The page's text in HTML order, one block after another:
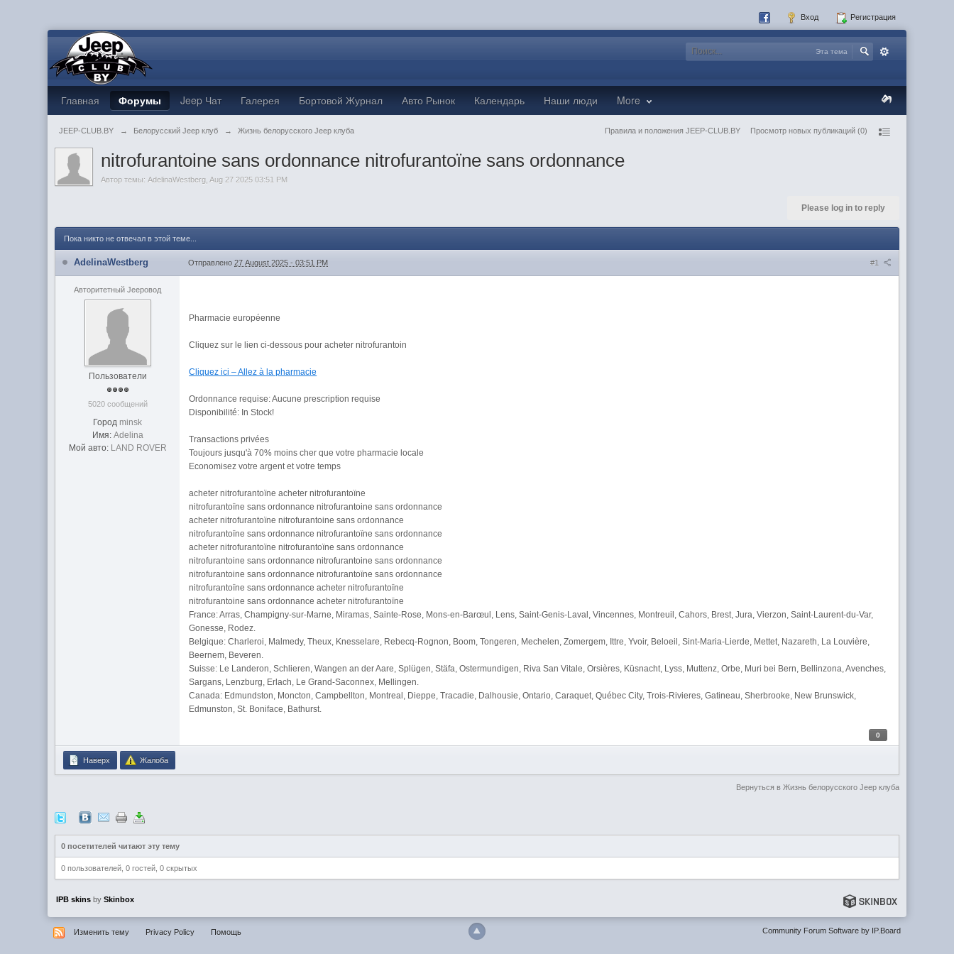
Вход Регистрация
Эта тема
Главная Форумы Jeep Чат Галерея Бортовой Журнал Авто Рынок Календарь Наши люди More
JEEP-CLUB.BY → Белорусский Jeep клуб → Жизнь белорусского Jeep клуба Правила и положения JEEP-CLUB.BY Просмотр новых публикаций (0)
nitrofurantoine sans ordonnance nitrofurantoïne sans ordonnance
Автор темы:AdelinaWestberg ,Aug 27 2025 03:51 PM
Please log in to reply
Пока никто не отвечал в этой теме...
#1
AdelinaWestberg Отправлено27 August 2025 - 03:51 PM
Авторитетный Jeepовод
Пользователи
5020 сообщений
Город minsk
Имя: Adelina
Мой авто: LAND ROVER
Pharmacie européenne
Cliquez sur le lien ci-dessous pour acheter nitrofurantoin
Cliquez ici – Allez à la pharmacie
Ordonnance requise: Aucune prescription requise
Disponibilité: In Stock!
Transactions privées
Toujours jusqu'à 70% moins cher que votre pharmacie locale
Economisez votre argent et votre temps
acheter nitrofurantoïne acheter nitrofurantoïne
nitrofurantoïne sans ordonnance nitrofurantoine sans ordonnance
acheter nitrofurantoïne nitrofurantoine sans ordonnance
nitrofurantoïne sans ordonnance nitrofurantoïne sans ordonnance
acheter nitrofurantoïne nitrofurantoïne sans ordonnance
nitrofurantoine sans ordonnance nitrofurantoine sans ordonnance
nitrofurantoine sans ordonnance nitrofurantoïne sans ordonnance
nitrofurantoïne sans ordonnance acheter nitrofurantoïne
nitrofurantoine sans ordonnance acheter nitrofurantoïne
France: Arras, Champigny-sur-Marne, Miramas, Sainte-Rose, Mons-en-Barœul, Lens, Saint-Genis-Laval, Vincennes, Montreuil, Cahors, Brest, Jura, Vierzon, Saint-Laurent-du-Var,
Gonesse, Rodez.
Belgique: Charleroi, Malmedy, Theux, Knesselare, Rebecq-Rognon, Boom, Tongeren, Mechelen, Zomergem, Ittre, Yvoir, Beloeil, Sint-Maria-Lierde, Mettet, Nazareth, La Louvière,
Beernem, Beveren.
Suisse: Le Landeron, Schlieren, Wangen an der Aare, Splügen, Stäfa, Ostermundigen, Riva San Vitale, Orsières, Küsnacht, Lyss, Muttenz, Orbe, Muri bei Bern, Bellinzona, Avenches,
Sargans, Lenzburg, Erlach, Le Grand-Saconnex, Mellingen.
Canada: Edmundston, Moncton, Campbellton, Montreal, Dieppe, Tracadie, Dalhousie, Ontario, Caraquet, Québec City, Trois-Rivieres, Gatineau, Sherbrooke, New Brunswick,
Edmunston, St. Boniface, Bathurst.
0
Наверх Жалоба
Вернуться в Жизнь белорусского Jeep клуба
0 посетителей читают эту тему
0 пользователей, 0 гостей, 0 скрытых
IPB skins bySkinbox
Community Forum Software by IP.Board
Изменить тему Privacy Policy Помощь